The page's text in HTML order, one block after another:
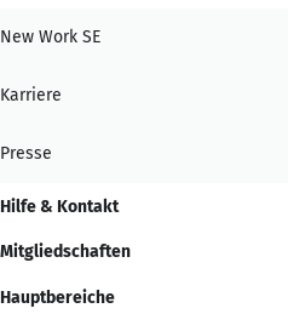
New Work SE
Karriere
Presse
Hilfe & Kontakt
Mitgliedschaften
Hauptbereiche